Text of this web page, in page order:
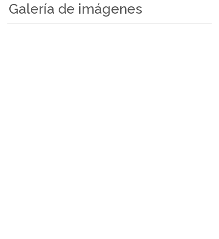
Galería de imágenes